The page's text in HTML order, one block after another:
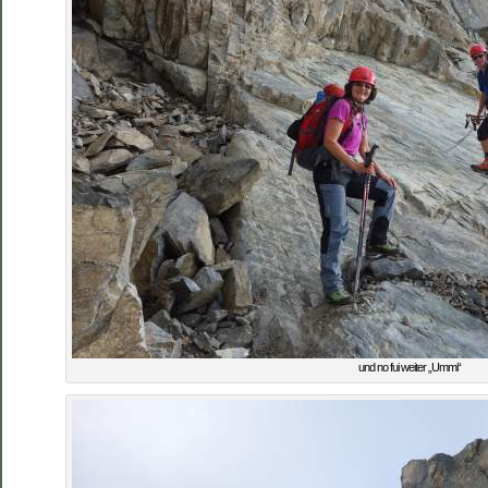
und no fui weiter „Ummi“